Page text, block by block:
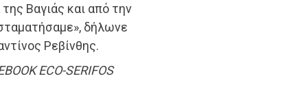
Βαγιάς και από την
δήλωνε
Ρεβίνθης.
ECO-SERIFOS